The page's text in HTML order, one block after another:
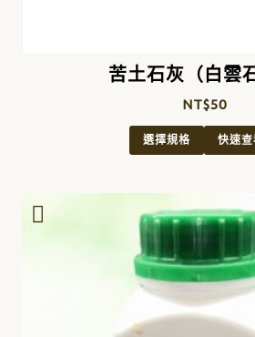
苦土石灰（白雲
NT$50
選擇規格 快速查